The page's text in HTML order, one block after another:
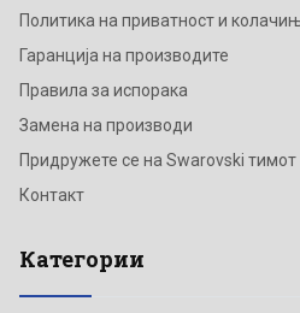
Политика на приватност и
Гаранција на производите
Правила за испорака
Замена на производи
Придружете се на Swarovski тимот
Контакт
Категории